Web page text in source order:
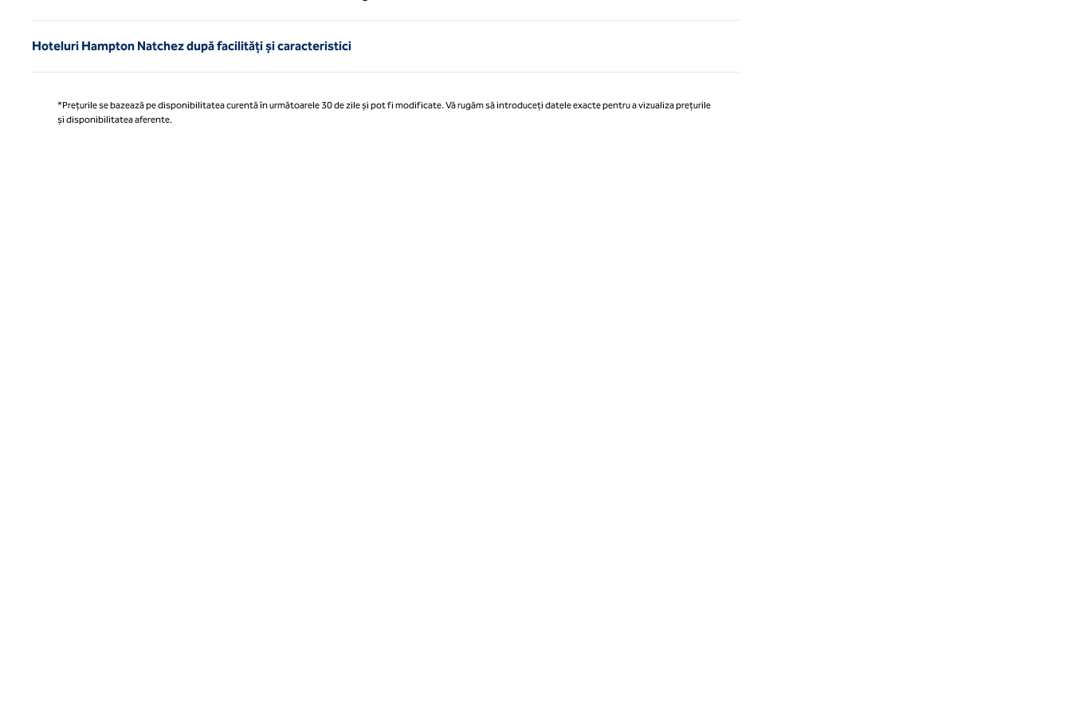
Hoteluri Hampton Natchez după facilități și caracteristici
*Prețurile se bazează pe disponibilitatea curentă în următoarele 30 de zile și pot fi modificate. Vă rugăm să introduceți datele exacte pentru a vizualiza prețurile
și disponibilitatea aferente.